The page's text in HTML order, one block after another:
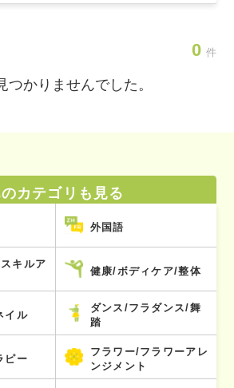
0 件
つかりませんでした。
カテゴリも見る
外国語
キルア
健康/ボディケア/整体
イル
ダンス/フラダンス/舞
踏
ピー
フラワー/フラワーアレ
ンジメント